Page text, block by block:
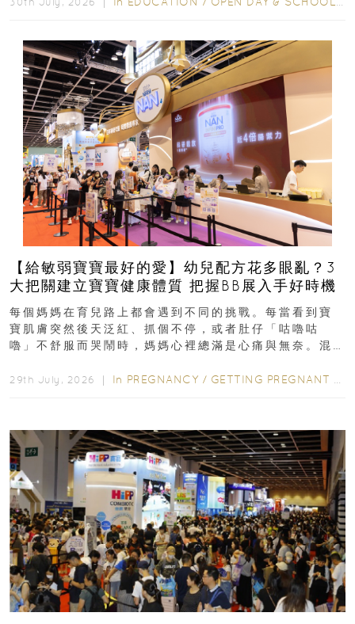
【給敏弱寶寶最好的愛】幼兒配方花多眼亂？3
大把關建立寶寶健康體質 把握BB展入手好時機
每個媽媽在育兒路上都會遇到不同的挑戰。每當看到寶
寶肌膚突然後天泛紅、抓個不停，或者肚仔「咕嚕咕
嚕」不舒服而哭鬧時，媽媽心裡總滿是心痛與無奈。混
29th July, 2026 ｜ In PREGNANCY / GETTING PREGNANT